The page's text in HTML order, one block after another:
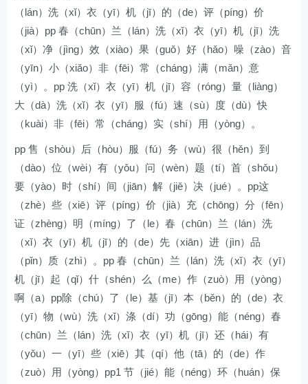
（lán）洗（xǐ）衣（yī）机（jī）的（de）评（píng）价
（jià）pp 春（chūn）兰（lán）洗（xǐ）衣（yī）机（jī）洗
（xǐ）净（jìng）效（xiào）果（guǒ）好（hǎo）噪（zào）音
（yīn）小（xiǎo）非（fēi）常（cháng）满（mǎn）意
（yì）。pp 洗（xǐ）衣（yī）机（jī）容（róng）量（liàng）
大（dà）洗（xǐ）衣（yī）服（fú）速（sù）度（dù）快
（kuài）非（fēi）常（cháng）实（shí）用（yòng）。
pp 售（shòu）后（hòu）服（fú）务（wù）很（hěn）到
（dào）位（wèi）有（yǒu）问（wèn）题（tí）首（shǒu）
要（yào）时（shí）间（jiān）解（jiě）决（jué）。pp这
（zhè）些（xiē）评（píng）价（jià）充（chōng）分（fēn）
证（zhèng）明（míng）了（le）春（chūn）兰（lán）洗
（xǐ）衣（yī）机（jī）的（de）先（xiān）进（jìn）品
（pǐn）质（zhì）。pp 春（chūn）兰（lán）洗（xǐ）衣（yī）
机（jī）起（qǐ）什（shén）么（me）作（zuò）用（yòng）
啊（a）pp除（chú）了（le）基（jī）本（běn）的（de）衣
（yī）物（wù）洗（xǐ）涤（dí）功（gōng）能（néng）春
（chūn）兰（lán）洗（xǐ）衣（yī）机（jī）还（hái）有
（yǒu）一（yī）些（xiē）其（qí）他（tā）的（de）作
（zuò）用（yòng）pp1 节（jié）能（néng）环（huán）保